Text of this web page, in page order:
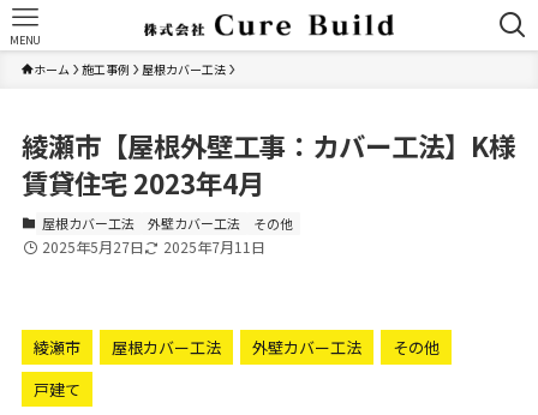
MENU
ホーム 施工事例 屋根カバー工法
綾瀬市【屋根外壁工事：カバー工法】K様
賃貸住宅 2023年4月
屋根カバー工法 外壁カバー工法 その他
2025年5月27日 2025年7月11日
綾瀬市 屋根カバー工法 外壁カバー工法
その他
戸建て